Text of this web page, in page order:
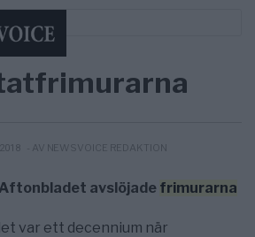
frimurarna
- AV NEWSVOICE REDAKTION
avslöjade frimurarna
var ett decennium när